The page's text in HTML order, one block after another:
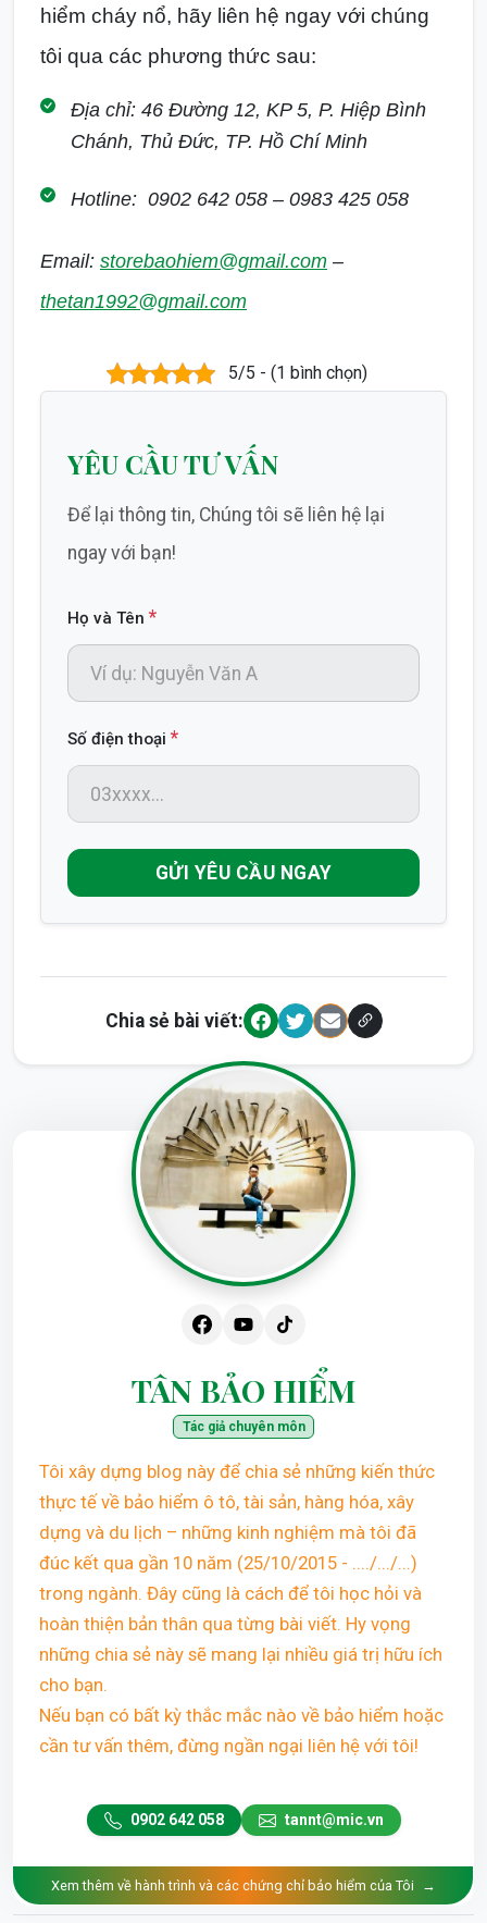
hiểm cháy nổ, hãy liên hệ ngay với chúng
tôi qua các phương thức sau:
Địa chỉ: 46 Đường 12, KP 5, P. Hiệp Bình
Chánh, Thủ Đức, TP. Hồ Chí Minh
Hotline: 0902 642 058 – 0983 425 058
Email: storebaohiem@gmail.com –
thetan1992@gmail.com
5/5 - (1 bình chọn)
YÊU CẦU TƯ VẤN
Để lại thông tin, Chúng tôi sẽ liên hệ lại
ngay với bạn!
Họ và Tên *
Số điện thoại *
GỬI YÊU CẦU NGAY
Chia sẻ bài viết:
TÂN BẢO HIỂM
Tác giả chuyên môn
Tôi xây dựng blog này để chia sẻ những kiến thức
thực tế về bảo hiểm ô tô, tài sản, hàng hóa, xây
dựng và du lịch – những kinh nghiệm mà tôi đã
đúc kết qua gần 10 năm (25/10/2015 - ..../.../...)
trong ngành. Đây cũng là cách để tôi học hỏi và
hoàn thiện bản thân qua từng bài viết. Hy vọng
những chia sẻ này sẽ mang lại nhiều giá trị hữu ích
cho bạn.
Nếu bạn có bất kỳ thắc mắc nào về bảo hiểm hoặc
cần tư vấn thêm, đừng ngần ngại liên hệ với tôi!
0902 642 058 tannt@mic.vn
Xem thêm về hành trình và các chứng chỉ bảo hiểm của Tôi →